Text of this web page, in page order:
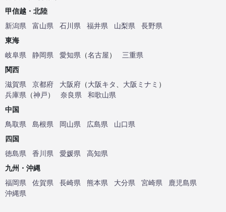
甲信越・北陸
新潟県
富山県 石川県 福井県 山梨県
長野県
東海
岐阜県
静岡県 愛知県 （名古屋）
三重県
関西
滋賀県
京都府 大阪府 （大阪キタ 大阪ミナミ ）
兵庫県 （神戸） 奈良県
和歌山県
中国
鳥取県
島根県 岡山県 広島県
山口県
四国
徳島県
香川県 愛媛県
高知県
九州・沖縄
福岡県
佐賀県 長崎県 熊本県 大分県 宮崎県
鹿児島県
沖縄県